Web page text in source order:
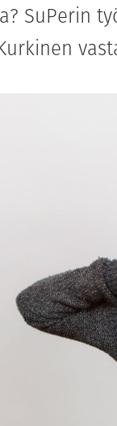
SuPerin